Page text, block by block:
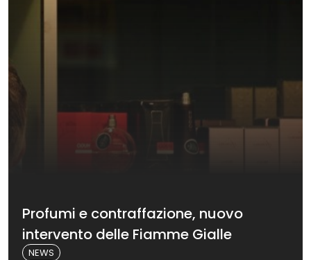
Profumi e contraffazione, nuovo
intervento delle Fiamme Gialle
NEWS